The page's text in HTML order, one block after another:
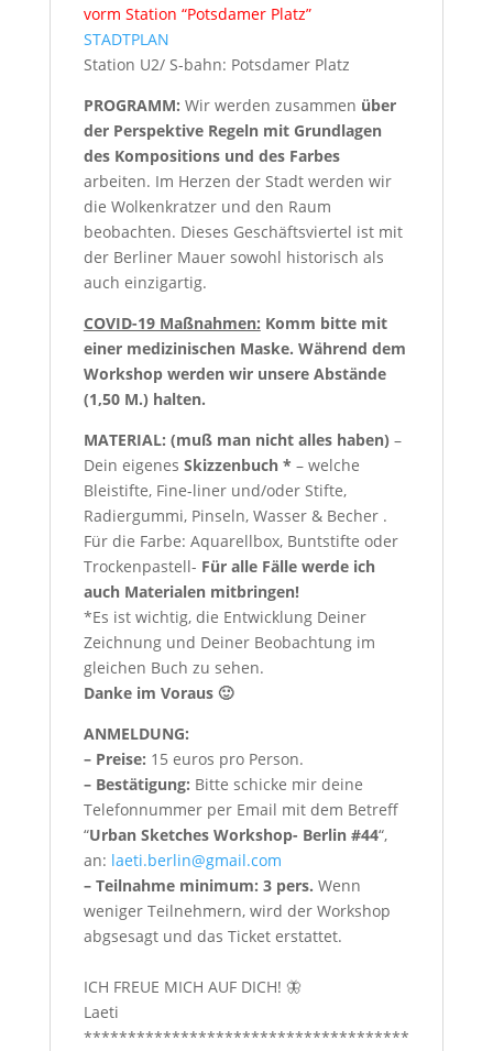
vorm Station “Potsdamer Platz”
STADTPLAN
Station U2/ S-bahn: Potsdamer Platz
PROGRAMM: Wir werden zusammen über
der Perspektive Regeln mit Grundlagen
des Kompositions und des Farbes
arbeiten. Im Herzen der Stadt werden wir
die Wolkenkratzer und den Raum
beobachten. Dieses Geschäftsviertel ist mit
der Berliner Mauer sowohl historisch als
auch einzigartig.
COVID-19 Maßnahmen: Komm bitte mit
einer medizinischen Maske. Während dem
Workshop werden wir unsere Abstände
(1,50 M.) halten.
MATERIAL: (muß man nicht alles haben) –
Dein eigenes Skizzenbuch* – welche
Bleistifte, Fine-liner und/oder Stifte,
Radiergummi, Pinseln, Wasser & Becher.
Für die Farbe: Aquarellbox, Buntstifte oder
Trockenpastell- Für alle Fälle werde ich
auch Materialen mitbringen!
*Es ist wichtig, die Entwicklung Deiner
Zeichnung und Deiner Beobachtung im
gleichen Buch zu sehen.
Danke im Voraus 🙂
ANMELDUNG:
– Preise: 15 euros pro Person.
– Bestätigung: Bitte schicke mir deine
Telefonnummer per Email mit dem Betreff
“Urban Sketches Workshop- Berlin #44“,
an: laeti.berlin@gmail.com
– Teilnahme minimum: 3 pers. Wenn
weniger Teilnehmern, wird der Workshop
abgsesagt und das Ticket erstattet.
ICH FREUE MICH AUF DICH! 🦋
Laeti
*************************************